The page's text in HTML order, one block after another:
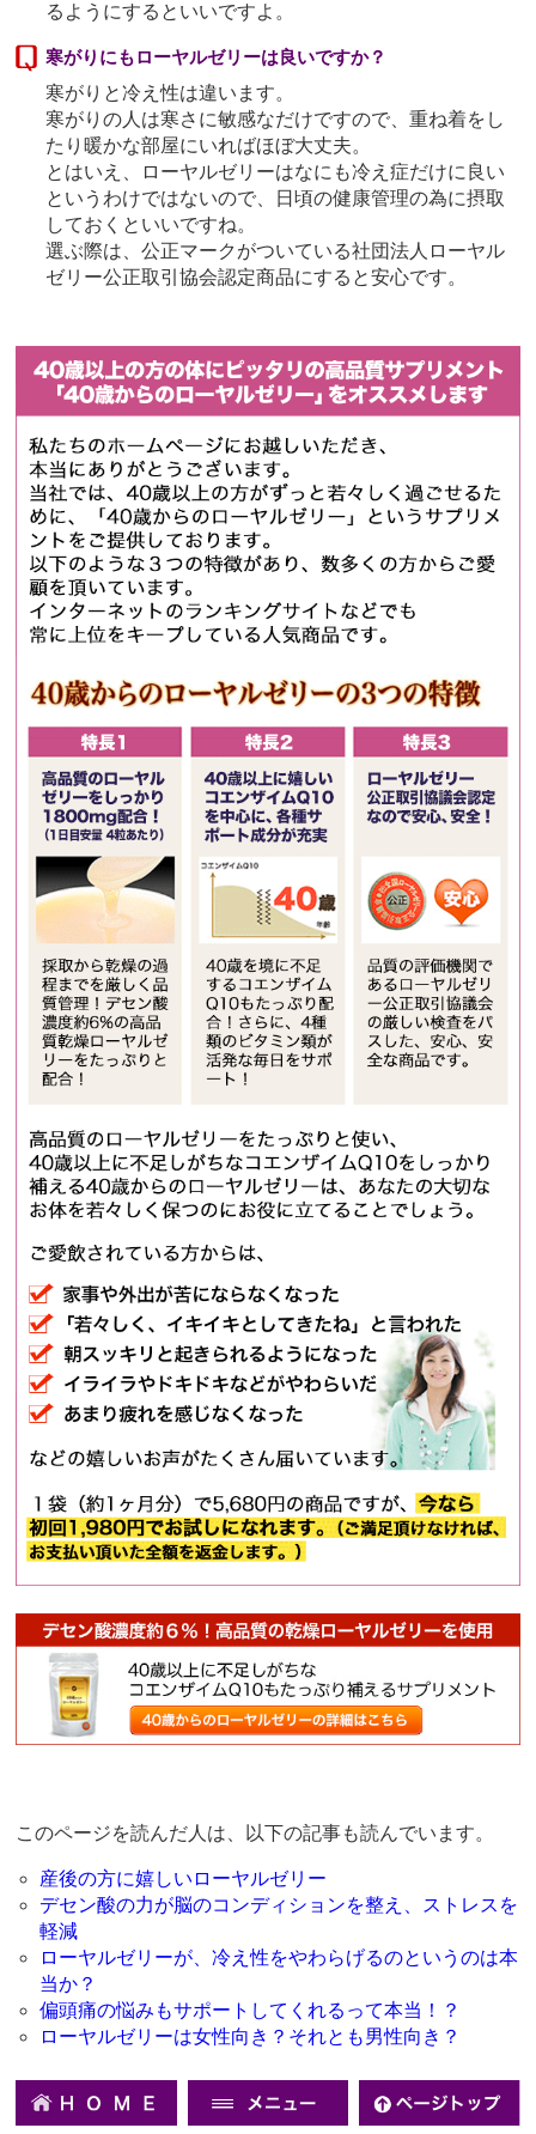
るようにするといいですよ。
寒がりにもローヤルゼリーは良いですか？
寒がりと冷え性は違います。
寒がりの人は寒さに敏感なだけですので、重ね着をし
たり暖かな部屋にいればほぼ大丈夫。
とはいえ、ローヤルゼリーはなにも冷え症だけに良い
というわけではないので、日頃の健康管理の為に摂取
しておくといいですね。
選ぶ際は、公正マークがついている社団法人ローヤル
ゼリー公正取引協会認定商品にすると安心です。
このページを読んだ人は、以下の記事も読んでいます。
産後の方に嬉しいローヤルゼリー
デセン酸の力が脳のコンディションを整え、ストレスを
軽減
ローヤルゼリーが、冷え性をやわらげるのというのは本
当か？
偏頭痛の悩みもサポートしてくれるって本当！？
ローヤルゼリーは女性向き？それとも男性向き？